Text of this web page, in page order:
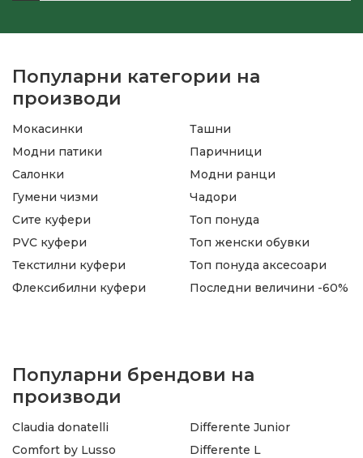
Популарни категории на
производи
Мокасинки
Модни патики
Салонки
Гумени чизми
Ташни
Паричници
Модни ранци
Чадори
Сите куфери
PVC куфери
Текстилни куфери
Флексибилни куфери
Топ понуда
Топ женски обувки
Топ понуда аксесоари
Последни величини -60%
Популарни брендови на
производи
Claudia donatelli
Comfort by Lusso
Differente Junior
Differente L